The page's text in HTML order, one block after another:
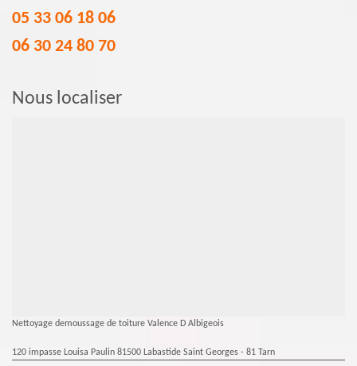
05 33 06 18 06
06 30 24 80 70
Nous localiser
Nettoyage demoussage de toiture Valence D Albigeois
120 impasse Louisa Paulin 81500 Labastide Saint Georges - 81 Tarn